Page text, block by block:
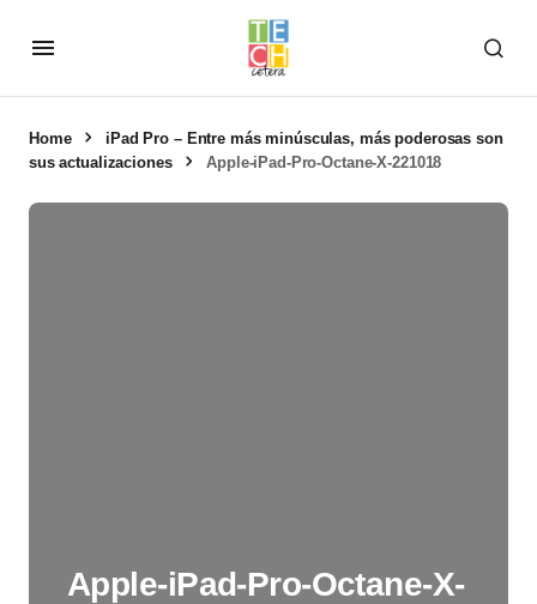
Home
iPad Pro – Entre más minúsculas, más poderosas son
sus actualizaciones
Apple-iPad-Pro-Octane-X-221018
Apple-iPad-Pro-Octane-X-